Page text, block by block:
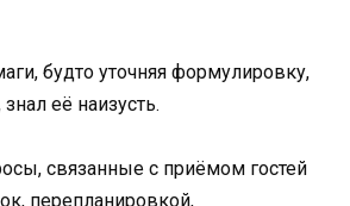
будто уточняя формулировку,
её наизусть.
связанные с приёмом гостей
перепланировкой,